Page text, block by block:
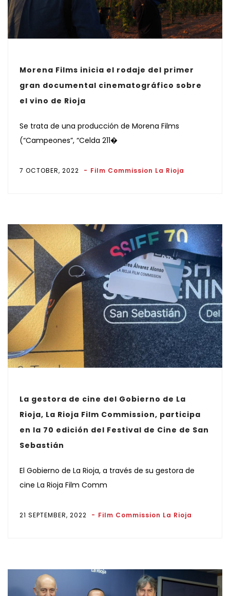
Morena Films inicia el rodaje del primer
gran documental cinematográfico sobre
el vino de Rioja
Se trata de una producción de Morena Films
(“Campeones”, “Celda 211�
7 OCTOBER, 2022 Film Commission La Rioja
La gestora de cine del Gobierno de La
Rioja, La Rioja Film Commission, participa
en la 70 edición del Festival de Cine de San
Sebastián
El Gobierno de La Rioja, a través de su gestora de
cine La Rioja Film Comm
21 SEPTEMBER, 2022 Film Commission La Rioja